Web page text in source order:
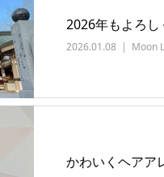
2026年もよろ
2026.01.08 Moon
かわいくヘアア